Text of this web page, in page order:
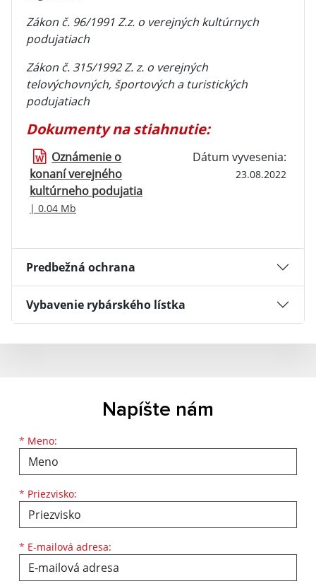
Zákon č. 96/1991 Z.z. o verejných kultúrnych
podujatiach
Zákon č. 315/1992 Z. z. o verejných
telovýchovných, športových a turistických
podujatiach
Dokumenty na stiahnutie:
Oznámenie o
konaní verejného
kultúrneho podujatia
| 0.04 Mb
Dátum vyvesenia:
23.08.2022
Predbežná ochrana
Vybavenie rybárského lístka
Napíšte nám
* Meno:
Meno
* Priezvisko:
Priezvisko
* E-mailová adresa:
E-mailová adresa